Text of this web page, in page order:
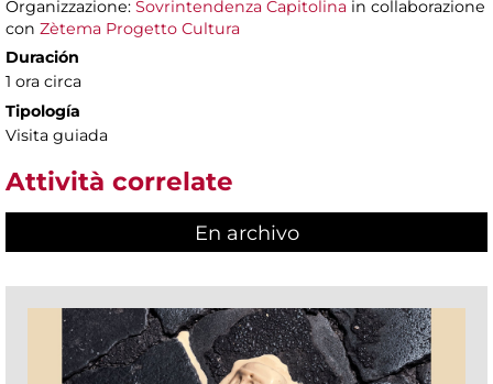
Organizzazione: Sovrintendenza Capitolina in collaborazione
con Zètema Progetto Cultura
Duración
1 ora circa
Tipología
Visita guiada
Attività correlate
En archivo